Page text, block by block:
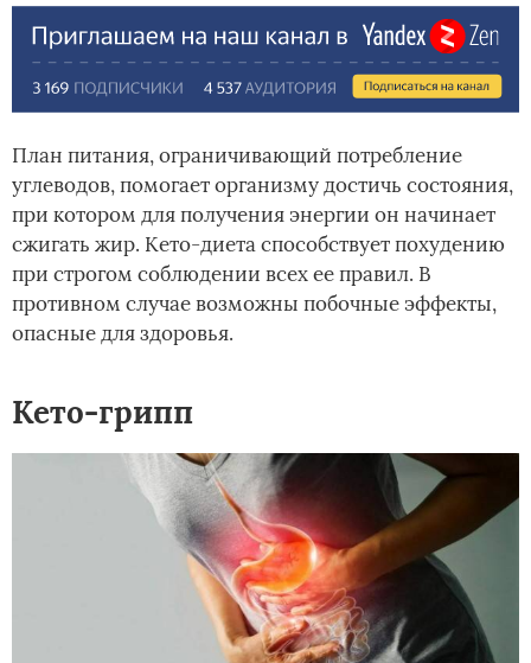
План питания, ограничивающий потребление
углеводов, помогает организму достичь состояния,
при котором для получения энергии он начинает
сжигать жир. Кето-диета способствует похудению
при строгом соблюдении всех ее правил. В
противном случае возможны побочные эффекты,
опасные для здоровья.
Кето-грипп